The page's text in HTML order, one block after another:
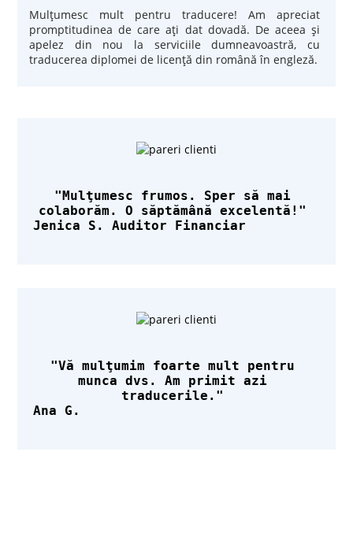
Mulţumesc mult pentru traducere! Am apreciat
promptitudinea de care aţi dat dovadă. De aceea şi
apelez din nou la serviciile dumneavoastră, cu
traducerea diplomei de licenţă din română în engleză.
Mulţumesc frumos. Sper să mai
colaborăm. O săptămână excelentă!
Jenica S. Auditor Financiar
Vă mulţumim foarte mult pentru
munca dvs. Am primit azi
traducerile.
Ana G.